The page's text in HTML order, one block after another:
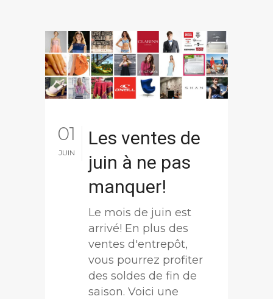
01
JUIN
Les ventes de
juin à ne pas
manquer!
Le mois de juin est
arrivé! En plus des
ventes d'entrepôt,
vous pourrez profiter
des soldes de fin de
saison. Voici une